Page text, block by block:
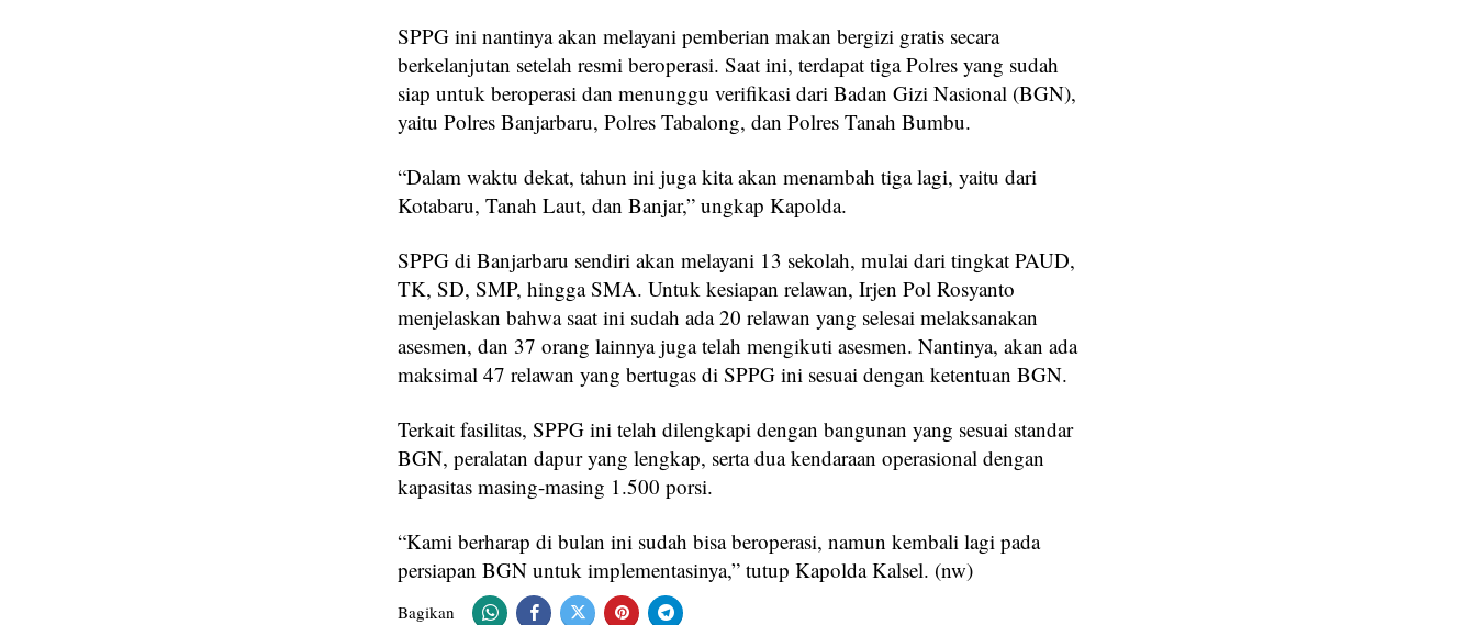
SPPG ini nantinya akan melayani pemberian makan bergizi gratis secara
berkelanjutan setelah resmi beroperasi. Saat ini, terdapat tiga Polres yang sudah
siap untuk beroperasi dan menunggu verifikasi dari Badan Gizi Nasional (BGN),
yaitu Polres Banjarbaru, Polres Tabalong, dan Polres Tanah Bumbu.
“Dalam waktu dekat, tahun ini juga kita akan menambah tiga lagi, yaitu dari
Kotabaru, Tanah Laut, dan Banjar,” ungkap Kapolda.
SPPG di Banjarbaru sendiri akan melayani 13 sekolah, mulai dari tingkat PAUD,
TK, SD, SMP, hingga SMA. Untuk kesiapan relawan, Irjen Pol Rosyanto
menjelaskan bahwa saat ini sudah ada 20 relawan yang selesai melaksanakan
asesmen, dan 37 orang lainnya juga telah mengikuti asesmen. Nantinya, akan ada
maksimal 47 relawan yang bertugas di SPPG ini sesuai dengan ketentuan BGN.
Terkait fasilitas, SPPG ini telah dilengkapi dengan bangunan yang sesuai standar
BGN, peralatan dapur yang lengkap, serta dua kendaraan operasional dengan
kapasitas masing-masing 1.500 porsi.
“Kami berharap di bulan ini sudah bisa beroperasi, namun kembali lagi pada
persiapan BGN untuk implementasinya,” tutup Kapolda Kalsel. (nw)
Bagikan